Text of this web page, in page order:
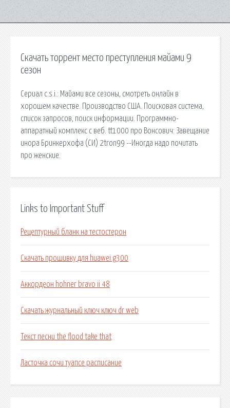
Скачать торрент место преступления майами 9
сезон
Сериал c.s.i.: Майами все сезоны, смотреть онлайн в
хорошем качестве. Производство США. Поисковая сиcтема,
список запросов, поиск информации. Программно-
аппаратный комплекс с веб. tt1000 про Вонсович: Завещание
инора Бринкерхофа (СИ) 2tron99 --Иногда надо почитать
про женские.
Links to Important Stuff
Рецептурный бланк на тестостерон
Скачать прошивку для huawei g300
Аккордеон hohner bravo ii 48
Скачать журнальный ключ ключ dr web
Текст песни the flood take that
Ласточка сочи туапсе расписание